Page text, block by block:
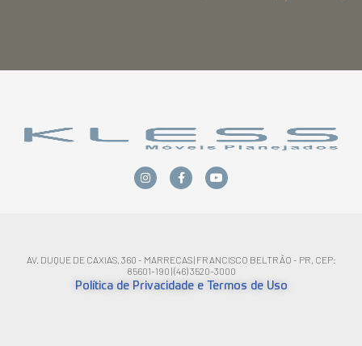
AV. DUQUE DE CAXIAS, 360 - MARRECAS | FRANCISCO BELTRÃO - PR, CEP:
85601-190 | (46) 3520-3000
Política de Privacidade e Termos de Uso